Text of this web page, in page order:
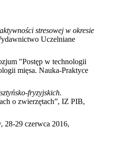
stresowej w okresie
Uczelniane
"Postęp w technologii
mięsa. Nauka-Praktyce
fryzyjskich.
o zwierzętach”, IZ PIB,
28-29 czerwca 2016,